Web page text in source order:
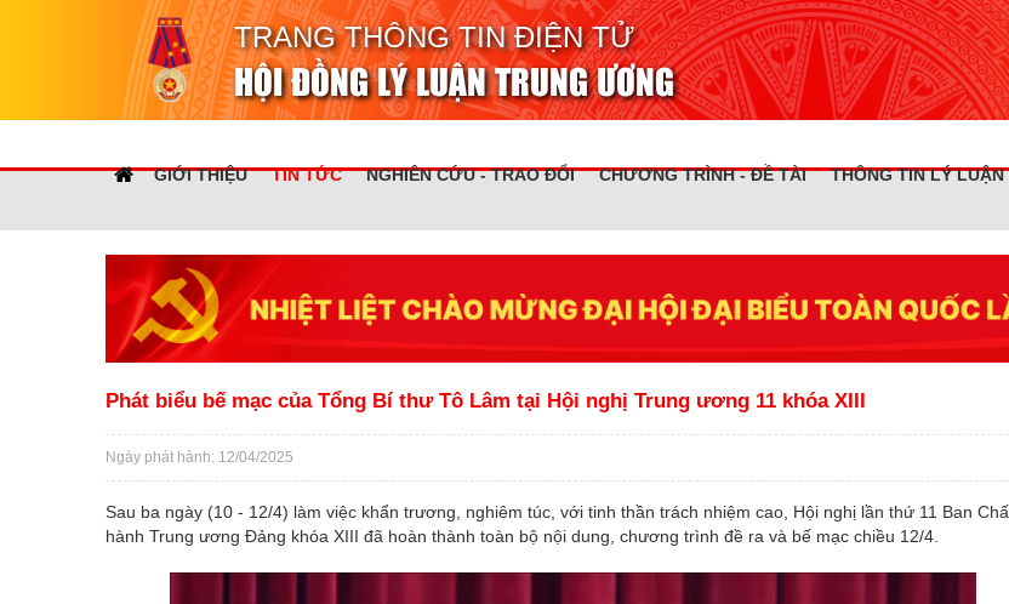
TRANG THÔNG TIN ĐIỆN TỬ
HỘI ĐỒNG LÝ LUẬN TRUNG ƯƠNG
GIỚI THIỆU TIN TỨC NGHIÊN CỨU - TRAO ĐỔI CHƯƠNG TRÌNH - ĐỀ TÀI THÔNG TIN LÝ
Phát biểu bế mạc của Tổng Bí thư Tô Lâm tại Hội nghị Trung ương 11 khóa XIII
Ngày phát hành: 12/04/2025
Sau ba ngày (10 - 12/4) làm việc khẩn trương, nghiêm túc, với tinh thần trách nhiệm cao, Hội nghị lần thứ 11 Ban
hành Trung ương Đảng khóa XIII đã hoàn thành toàn bộ nội dung, chương trình đề ra và bế mạc chiều 12/4.